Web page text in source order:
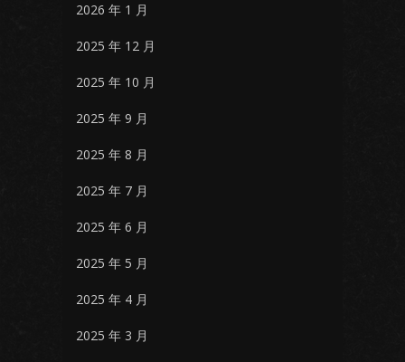
2026 年 1 月
2025 年 12 月
2025 年 10 月
2025 年 9 月
2025 年 8 月
2025 年 7 月
2025 年 6 月
2025 年 5 月
2025 年 4 月
2025 年 3 月